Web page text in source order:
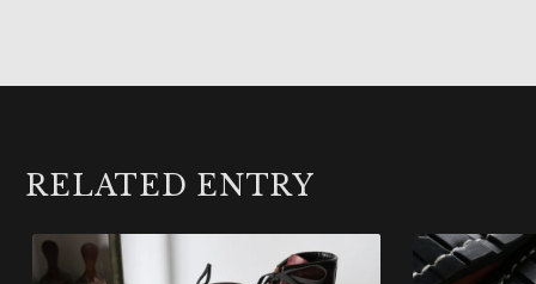
RELATED ENTRY